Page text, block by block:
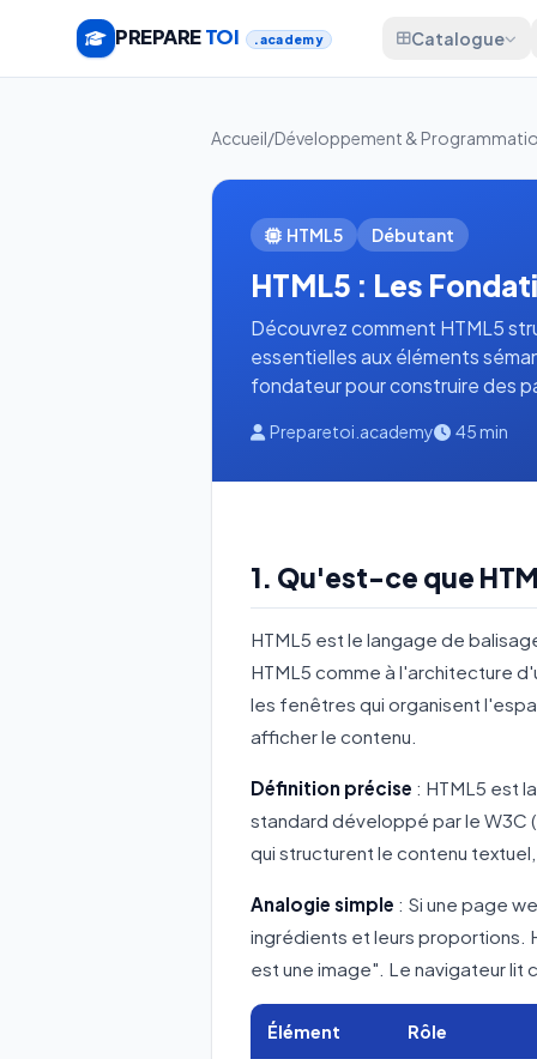
PREPARETOI .academy Catalogue
Accueil/Développement &
HTML5 Débutant
HTML5 : Les
Découvrez comment HTML5
essentielles aux éléments
fondateur pour construire des
Preparetoi.academy 45 min
1. Qu'est-ce que
HTML5 est le langage de
HTML5 comme à l'architecture
les fenêtres qui organisent
afficher le contenu.
Définition précise : HTML5 est
standard développé par le W3C
qui structurent le contenu
Analogie simple : Si une page
ingrédients et leurs proportions.
est une image". Le navigateur
Élément Rôle